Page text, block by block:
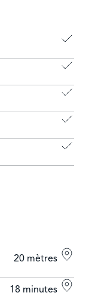
20 mètres
18 minutes